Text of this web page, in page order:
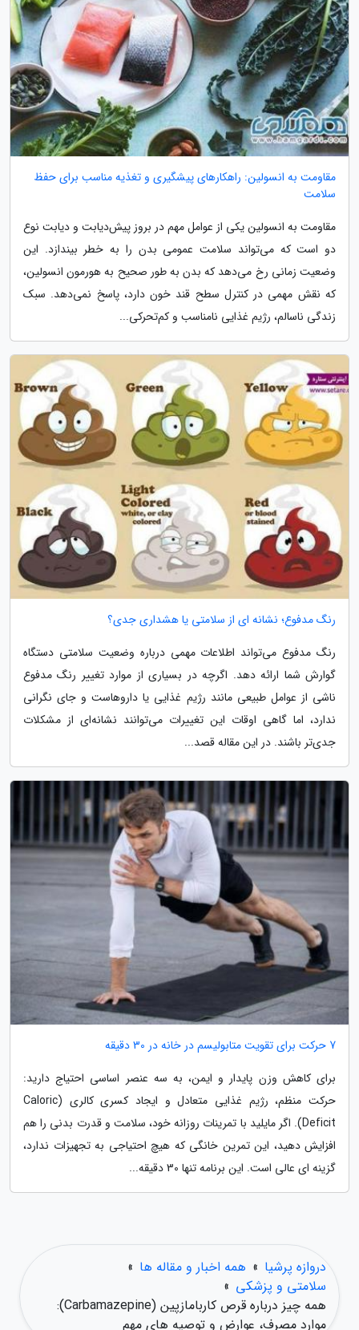
مقاومت به انسولین: راهکارهای پیشگیری و تغذیه مناسب برای حفظ
سلامت
مقاومت به انسولین یکی از عوامل مهم در بروز پیش‌دیابت و دیابت نوع
دو است که می‌تواند سلامت عمومی بدن را به خطر بیندازد. این
وضعیت زمانی رخ می‌دهد که بدن به طور صحیح به هورمون انسولین،
که نقش مهمی در کنترل سطح قند خون دارد، پاسخ نمی‌دهد. سبک
زندگی ناسالم، رژیم غذایی نامناسب و کم‌تحرکی...
رنگ مدفوع؛ نشانه ای از سلامتی یا هشداری جدی؟
رنگ مدفوع می‌تواند اطلاعات مهمی درباره وضعیت سلامتی دستگاه
گوارش شما ارائه دهد. اگرچه در بسیاری از موارد تغییر رنگ مدفوع
ناشی از عوامل طبیعی مانند رژیم غذایی یا داروهاست و جای نگرانی
ندارد، اما گاهی اوقات این تغییرات می‌توانند نشانه‌ای از مشکلات
جدی‌تر باشند. در این مقاله قصد...
7 حرکت برای تقویت متابولیسم در خانه در 30 دقیقه
برای کاهش وزن پایدار و ایمن، به سه عنصر اساسی احتیاج دارید:
حرکت منظم، رژیم غذایی متعادل و ایجاد کسری کالری (Caloric
Deficit). اگر مایلید با تمرینات روزانه خود، سلامت و قدرت بدنی را هم
افزایش دهید، این تمرین خانگی که هیچ احتیاجی به تجهیزات ندارد،
گزینه ای عالی است. این برنامه تنها 30 دقیقه...
دروازه پرشیا » همه اخبار و مقاله ها »
سلامتی و پزشکی »
همه چیز درباره قرص کاربامازپین (Carbamazepine):
موارد مصرف، عوارض و توصیه های مهم